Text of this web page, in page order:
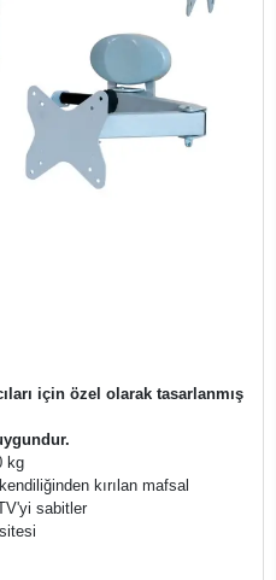
için özel olarak tasarlanmış
kg
kırılan mafsal
sabitler